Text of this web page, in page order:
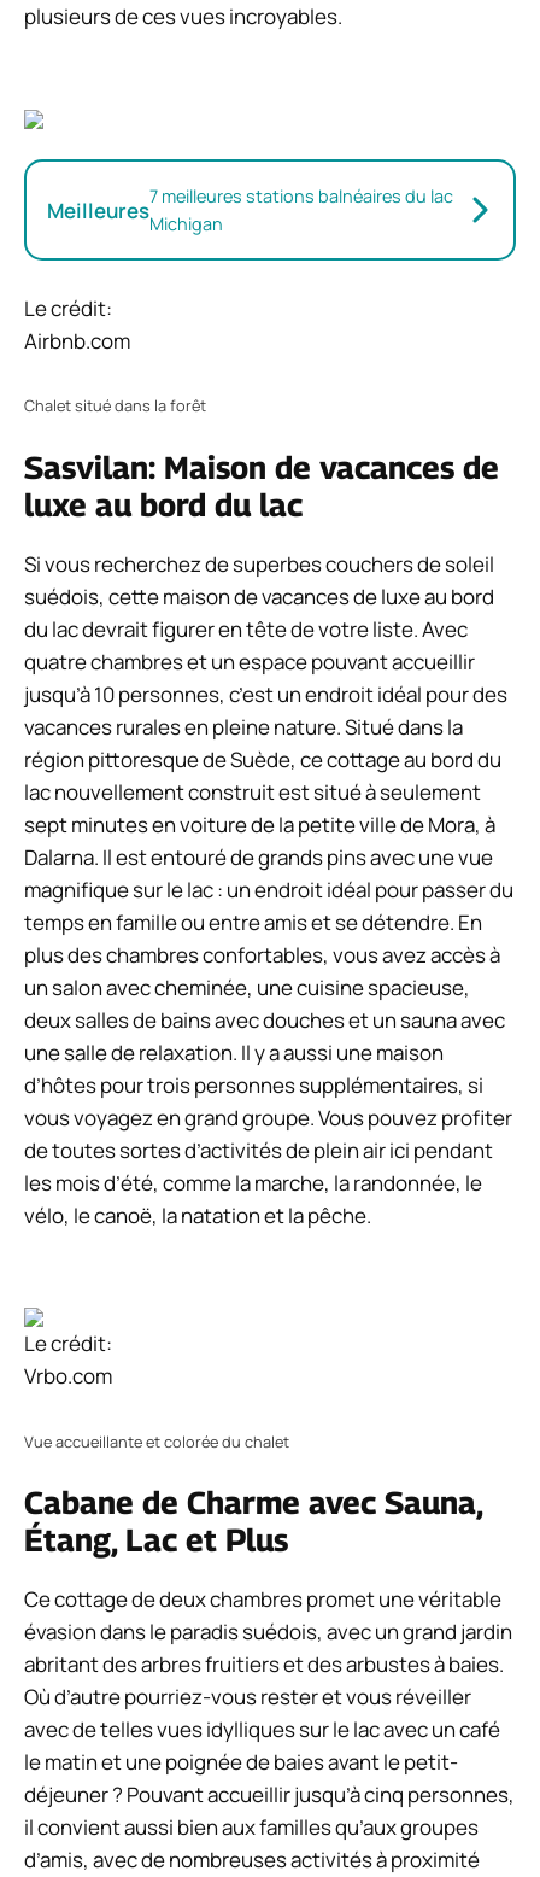
plusieurs de ces vues incroyables.
Meilleures7 meilleures stations balnéaires du lac
Michigan
Le crédit:
Airbnb.com
Chalet situé dans la forêt
Sasvilan: Maison de vacances de
luxe au bord du lac
Si vous recherchez de superbes couchers de soleil
suédois, cette maison de vacances de luxe au bord
du lac devrait figurer en tête de votre liste. Avec
quatre chambres et un espace pouvant accueillir
jusqu’à 10 personnes, c’est un endroit idéal pour des
vacances rurales en pleine nature. Situé dans la
région pittoresque de Suède, ce cottage au bord du
lac nouvellement construit est situé à seulement
sept minutes en voiture de la petite ville de Mora, à
Dalarna. Il est entouré de grands pins avec une vue
magnifique sur le lac : un endroit idéal pour passer du
temps en famille ou entre amis et se détendre. En
plus des chambres confortables, vous avez accès à
un salon avec cheminée, une cuisine spacieuse,
deux salles de bains avec douches et un sauna avec
une salle de relaxation. Il y a aussi une maison
d’hôtes pour trois personnes supplémentaires, si
vous voyagez en grand groupe. Vous pouvez profiter
de toutes sortes d’activités de plein air ici pendant
les mois d’été, comme la marche, la randonnée, le
vélo, le canoë, la natation et la pêche.
Le crédit:
Vrbo.com
Vue accueillante et colorée du chalet
Cabane de Charme avec Sauna,
Étang, Lac et Plus
Ce cottage de deux chambres promet une véritable
évasion dans le paradis suédois, avec un grand jardin
abritant des arbres fruitiers et des arbustes à baies.
Où d’autre pourriez-vous rester et vous réveiller
avec de telles vues idylliques sur le lac avec un café
le matin et une poignée de baies avant le petit-
déjeuner ? Pouvant accueillir jusqu’à cinq personnes,
il convient aussi bien aux familles qu’aux groupes
d’amis, avec de nombreuses activités à proximité